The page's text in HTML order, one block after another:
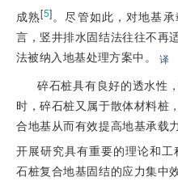
成熟[5]。尽管如此，对地基
言，竖井排水固结法往往不再
法被纳入地基处理方案中。
译
碎石桩具有良好的透水性
时，碎石桩又属于散体材料桩
合地基从而有效提高地基承载
开展研究具有重要的理论和工
石桩复合地基固结的应力集中